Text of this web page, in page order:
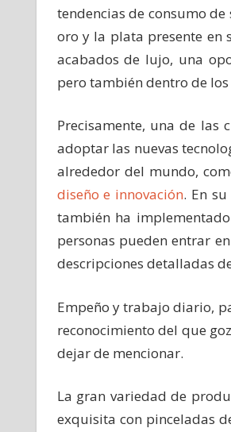
tendencias de consumo
oro y la plata presente en
acabados de lujo, una
pero también dentro de
Precisamente, una de las
adoptar las nuevas
alrededor del mundo,
diseño e innovación. En
también ha
personas pueden entrar
descripciones detalladas
Empeño y trabajo diario,
reconocimiento del que
dejar de mencionar.
La gran variedad de
exquisita con pinceladas